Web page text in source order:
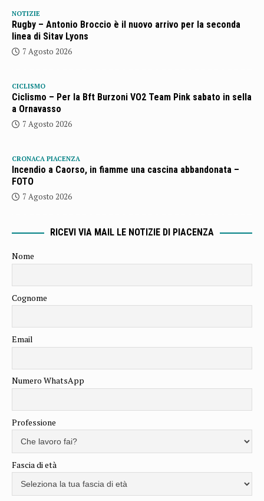
NOTIZIE
Rugby – Antonio Broccio è il nuovo arrivo per la seconda
linea di Sitav Lyons
7 Agosto 2026
CICLISMO
Ciclismo – Per la Bft Burzoni VO2 Team Pink sabato in sella
a Ornavasso
7 Agosto 2026
CRONACA PIACENZA
Incendio a Caorso, in fiamme una cascina abbandonata –
FOTO
7 Agosto 2026
RICEVI VIA MAIL LE NOTIZIE DI PIACENZA
Nome
Cognome
Email
Numero WhatsApp
Professione
Fascia di età